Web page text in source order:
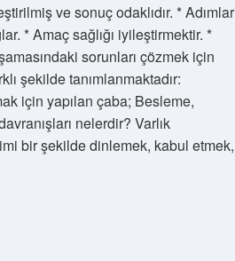
ve sonuç odaklıdır. * Adımlar
* Amaç sağlığı iyileştirmektir. *
sorunları çözmek için
şekilde tanımlanmaktadır:
için yapılan çaba; Besleme,
nelerdir? Varlık
bir şekilde dinlemek, kabul etmek,